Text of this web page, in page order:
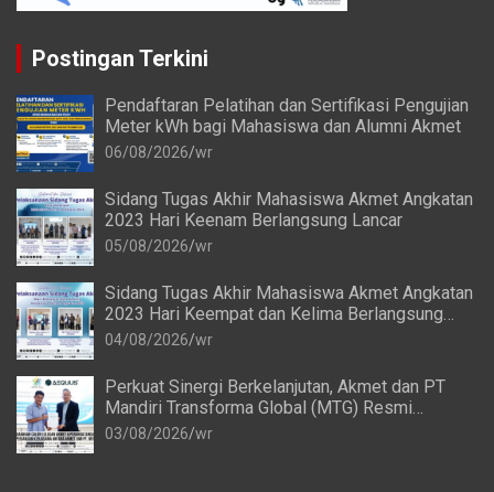
Postingan Terkini
Pendaftaran Pelatihan dan Sertifikasi Pengujian
Meter kWh bagi Mahasiswa dan Alumni Akmet
06/08/2026 wr
Sidang Tugas Akhir Mahasiswa Akmet Angkatan
2023 Hari Keenam Berlangsung Lancar
05/08/2026 wr
Sidang Tugas Akhir Mahasiswa Akmet Angkatan
2023 Hari Keempat dan Kelima Berlangsung
Lancar
04/08/2026 wr
Perkuat Sinergi Berkelanjutan, Akmet dan PT
Mandiri Transforma Global (MTG) Resmi
Perpanjang Perjanjian Kerja Sama
03/08/2026 wr